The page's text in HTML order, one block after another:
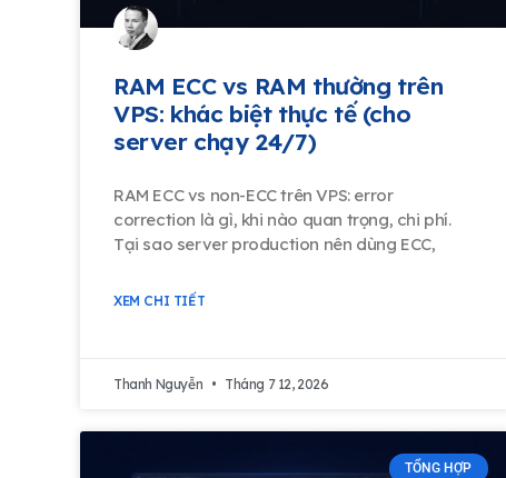
RAM ECC vs RAM thường trên
VPS: khác biệt thực tế (cho
server chạy 24/7)
RAM ECC vs non-ECC trên VPS: error
correction là gì, khi nào quan trọng, chi phí.
Tại sao server production nên dùng ECC,
XEM CHI TIẾT
Thanh Nguyễn Tháng 7 12, 2026
TỔNG HỢP